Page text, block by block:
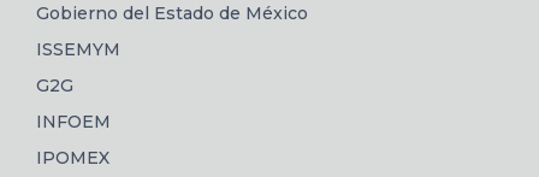
Gobierno del Estado de México
ISSEMYM
G2G
INFOEM
IPOMEX